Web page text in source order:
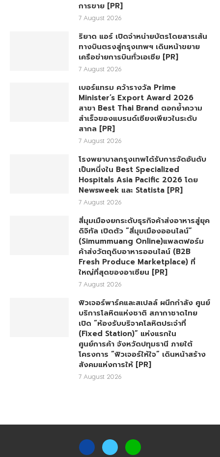
การขาย [PR]
7 August 2026
ริยาด แอร์ เปิดจำหน่ายบัตรโดยสารเส้น
ทางบินตรงสู่กรุงเทพฯ เดินหน้าขยาย
เครือข่ายการบินทั่วเอเชีย [PR]
7 August 2026
เบอร์แทรม คว้ารางวัล Prime
Minister’s Export Award 2026
สาขา Best Thai Brand ตอกย้ำความ
สำเร็จของแบรนด์เซียงเพียวในระดับ
สากล [PR]
7 August 2026
โรงพยาบาลกรุงเทพได้รับการจัดอันดับ
เป็นหนึ่งใน Best Specialized
Hospitals Asia Pacific 2026 โดย
Newsweek และ Statista [PR]
7 August 2026
สี่มุมเมืองยกระดับธุรกิจค้าส่งอาหารสู่ยุค
ดิจิทัล เปิดตัว “สี่มุมเมืองออนไลน์”
(Simummuang Online)แพลตฟอร์ม
ค้าส่งวัตถุดิบอาหารออนไลน์ (B2B
Fresh Produce Marketplace) ที่
ใหญ่ที่สุดของอาเซียน [PR]
7 August 2026
ฟิวเจอร์พาร์คและสเปลล์ ผนึกกำลัง ศูนย์
บริการโลหิตแห่งชาติ สภากาชาดไทย
เปิด “ห้องรับบริจาคโลหิตประจำที่
(Fixed Station)” แห่งแรกใน
ศูนย์การค้า จังหวัดปทุมธานี ภายใต้
โครงการ “ฟิวเจอร์ให้ใจ” เดินหน้าสร้าง
สังคมแห่งการให้ [PR]
7 August 2026